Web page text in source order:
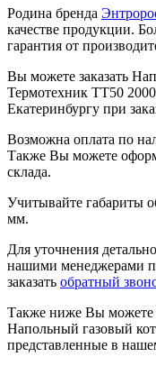
Родина бренда
качестве продукции.
гарантия от
Вы можете заказать
Термотехник ТТ50
Екатеринбургу при
Возможна оплата по
Также Вы можете
склада.
Учитывайте габариты
мм.
Для уточнения
нашими менеджерами
заказать обратный
Также ниже Вы можете
Напольный газовый
представленные в